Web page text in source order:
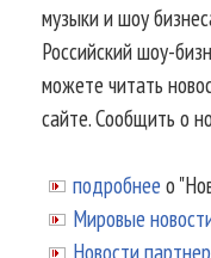
музыки и шоу
Российский шоу-
можете читать
сайте. Сообщить о
подробнее о
Мировые
Новости